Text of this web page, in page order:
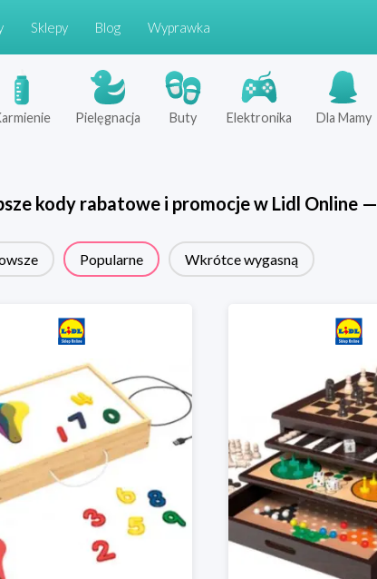
Sklepy Blog Wyprawka
Pielęgnacja Buty Elektronika Dla Mamy
kody rabatowe i promocje w Lidl Online—
Popularne Wkrótce wygasną